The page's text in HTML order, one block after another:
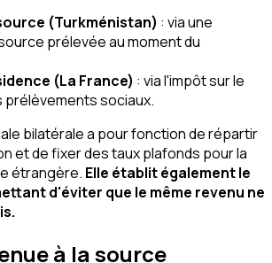
(Turkménistan) : via une
prélevée au moment du
(La France) : via l'impôt sur le
prélèvements sociaux.
bilatérale a pour fonction de répartir
et de fixer des taux plafonds pour la
étrangère. Elle établit également le
d'éviter que le même revenu ne
à la source